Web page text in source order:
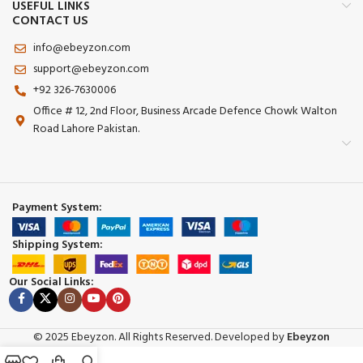
USEFUL LINKS
CONTACT US
info@ebeyzon.com
support@ebeyzon.com
+92 326-7630006
Office # 12, 2nd Floor, Business Arcade Defence Chowk Walton
Road Lahore Pakistan.
Payment System:
Shipping System:
Our Social Links:
© 2025 Ebeyzon. All Rights Reserved. Developed byEbeyzon